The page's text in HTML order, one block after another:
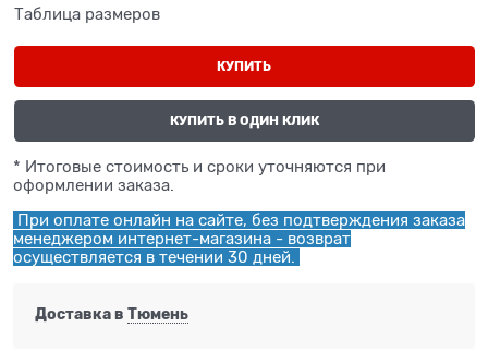
Таблица размеров
КУПИТЬ
КУПИТЬ В ОДИН КЛИК
* Итоговые стоимость и сроки уточняются при
оформлении заказа.
При оплате онлайн на сайте, без подтверждения заказа
менеджером интернет-магазина - возврат
осуществляется в течении 30 дней.
Доставка в Тюмень